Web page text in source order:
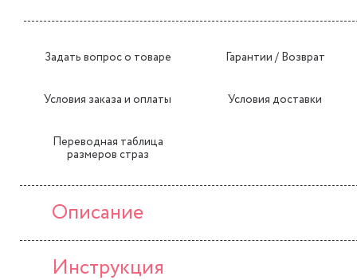
Задать вопрос о товаре Гарантии / Возврат
Условия заказа и оплаты Условия доставки
Переводная таблица
размеров страз
Описание
Инструкция